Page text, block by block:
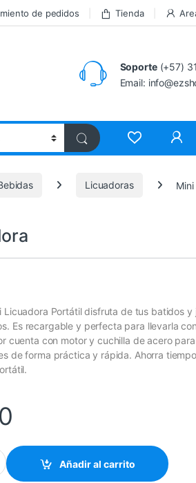
de pedidos Tienda
Soporte(+57)
Email:
Licuadoras
Licuadora Portátil disfruta de tus batidos y
Es recargable y perfecta para llevarla
cuenta con motor y cuchilla de acero
de forma práctica y rápida. Ahorra
Añadir al carrito